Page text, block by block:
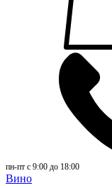
пн-пт с 9:00 до 18:00
Вино